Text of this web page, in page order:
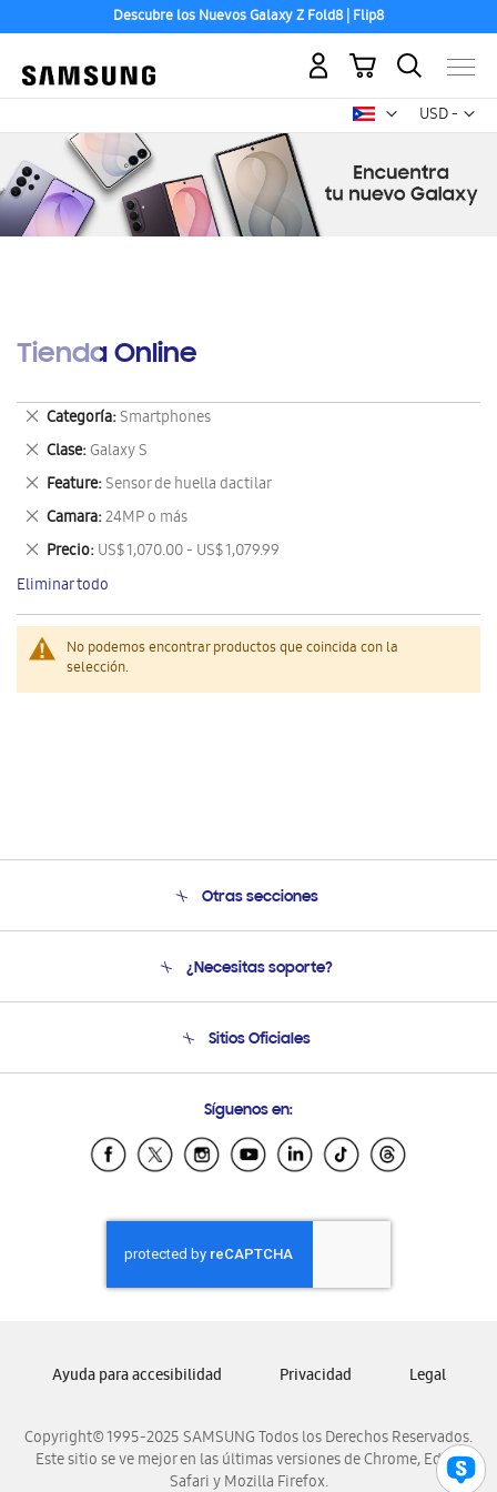
Descubre los Nuevos Galaxy Z Fold8 | Flip8
USD -
dólar
Mi carrito
Tienda Online
No podemos encontrar productos que coincida con la
selección.
Categoría Smartphones
Eliminar
este
artículo
Clase Galaxy S
Eliminar
este
artículo
Feature Sensor de huella dactilar
Eliminar
este
artículo
Camara 24MP o más
Eliminar
este
artículo
Precio US$ 1,070.00 - US$ 1,079.99
Eliminar
este
artículo
Eliminar todo
Otras secciones
Soporte
Condiciones de Compra
¿Necesitas soporte?
Soporte vía eMail
Sitios Oficiales
Samsung Ecuador
Samsung El Salvador
Samsung Honduras
Samsung Nicaragua
Samsung Panamá
Samsung Venezuela
Síguenos en:
Copyright© 1995-2025 SAMSUNG Todos los Derechos Reservados.
Este sitio se ve mejor en las últimas versiones de Chrome, Edge,
Safari y Mozilla Firefox.
Ayuda para accesibilidad Privacidad Legal